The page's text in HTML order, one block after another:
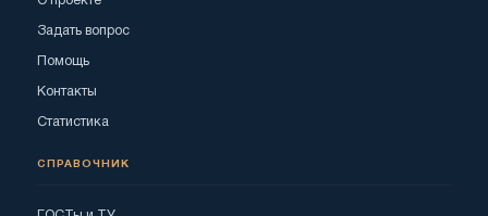
Задать вопрос
Помощь
Контакты
Статистика
СПРАВОЧНИК